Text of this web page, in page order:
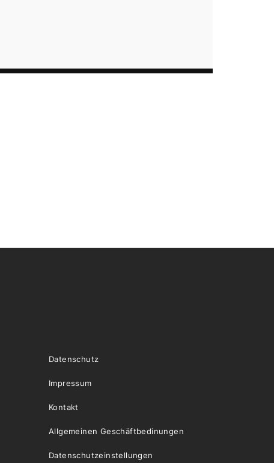
Datenschutz
Impressum
Kontakt
Allgemeinen Geschäftbedinungen
Datenschutzeinstellungen